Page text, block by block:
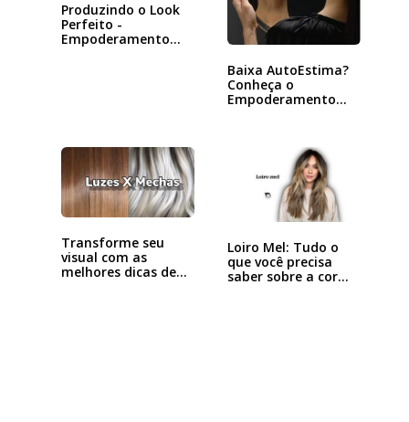
Produzindo o Look
Perfeito -
Empoderamento
Baixa AutoEstima?
Conheça o
Empoderamento
Transforme seu
visual com as
melhores dicas de
Loiro Mel: Tudo o
que você precisa
saber sobre a cor…